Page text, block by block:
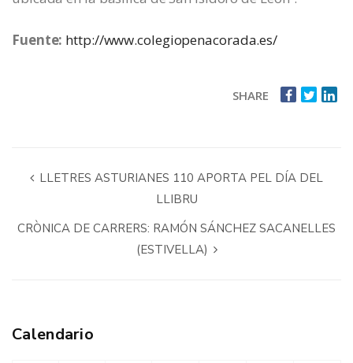
Fuente: http://www.colegiopenacorada.es/
SHARE
LLETRES ASTURIANES 110 APORTA PEL DÍA DEL
LLIBRU
CRÒNICA DE CARRERS: RAMÓN SÁNCHEZ SACANELLES
(ESTIVELLA)
Calendario